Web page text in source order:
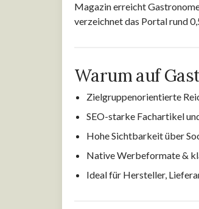
Magazin erreicht
verzeichnet das Portal rund
Warum auf
Zielgruppenorientierte
SEO-starke Fachartikel
Hohe Sichtbarkeit über
Native Werbeformate &
Ideal für Hersteller,